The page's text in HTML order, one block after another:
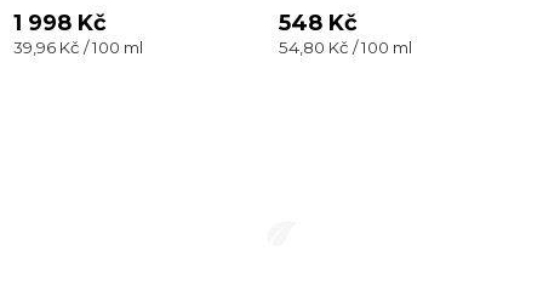
1 998 Kč
Měrná
39,96 Kč / 100 ml
548 Kč
Měrná
54,80 Kč / 100 ml